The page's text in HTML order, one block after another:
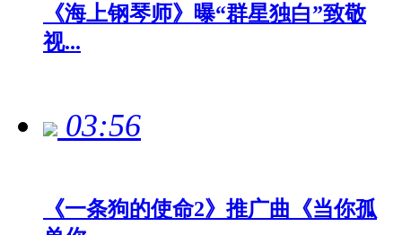
《海上钢琴师》曝“群星独白”致敬
视...
03:56
《一条狗的使命2》推广曲《当你孤